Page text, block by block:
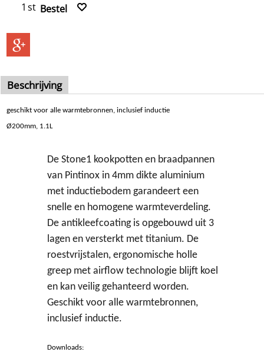
st Bestel
Beschrijving
geschikt voor alle warmtebronnen, inclusief inductie
Ø200mm, 1.1L
De Stone1 kookpotten en braadpannen
van Pintinox in 4mm dikte aluminium
met inductiebodem garandeert een
snelle en homogene warmteverdeling.
De antikleefcoating is opgebouwd uit 3
lagen en versterkt met titanium. De
roestvrijstalen, ergonomische holle
greep met airflow technologie blijft koel
en kan veilig gehanteerd worden.
Geschikt voor alle warmtebronnen,
inclusief inductie.
Downloads: